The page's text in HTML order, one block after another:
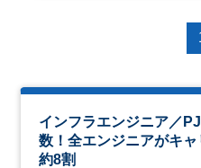
インフラエンジニア／
数！全エンジニアがキ
約8割